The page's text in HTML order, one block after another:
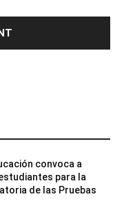
convoca a
para la
de las Pruebas